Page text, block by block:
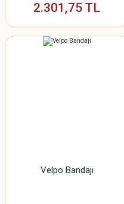
2.301,75 TL
Velpo Bandajı